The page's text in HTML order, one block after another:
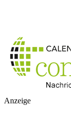
Anzeige